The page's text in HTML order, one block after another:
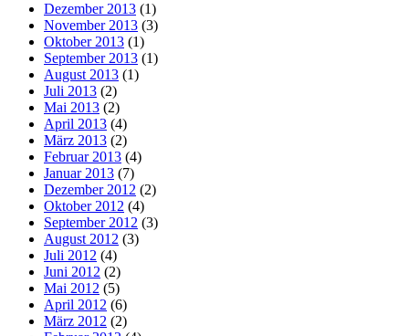
Dezember 2013 (1)
November 2013 (3)
Oktober 2013 (1)
September 2013 (1)
August 2013 (1)
Juli 2013 (2)
Mai 2013 (2)
April 2013 (4)
März 2013 (2)
Februar 2013 (4)
Januar 2013 (7)
Dezember 2012 (2)
Oktober 2012 (4)
September 2012 (3)
August 2012 (3)
Juli 2012 (4)
Juni 2012 (2)
Mai 2012 (5)
April 2012 (6)
März 2012 (2)